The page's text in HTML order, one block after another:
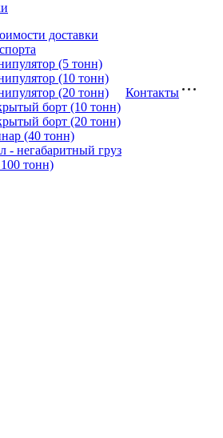
доставки
(5 тонн)
(10 тонн)
(20 тонн)
борт (10 тонн)
борт (20 тонн)
(40 тонн)
- негабаритный груз
тонн)
Контакты